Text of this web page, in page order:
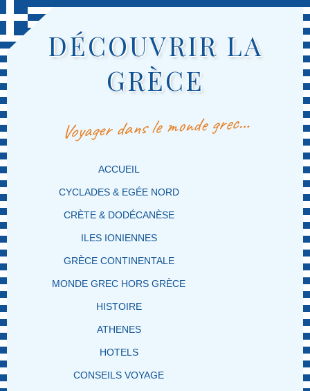
DÉCOUVRIR LA
GRÈCE
Voyager dans le monde grec…
MENU PRINCIPAL
MASQUER LA NAVIGATION PRINCIPALE
MASQUER LA NAVIGATION SECONDAIRE
ACCUEIL
CYCLADES & EGÉE NORD
CRÈTE & DODÉCANÈSE
ILES IONIENNES
GRÈCE CONTINENTALE
MONDE GREC HORS GRÈCE
HISTOIRE
ATHENES
HOTELS
CONSEILS VOYAGE